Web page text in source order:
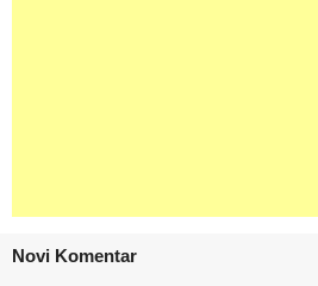
Novi Komentar